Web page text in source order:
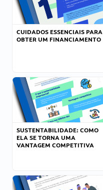
CUIDADOS ESSENCIAIS PARA
OBTER UM FINANCIAMENTO
SUSTENTABILIDADE: COMO
ELA SE TORNA UMA
VANTAGEM COMPETITIVA